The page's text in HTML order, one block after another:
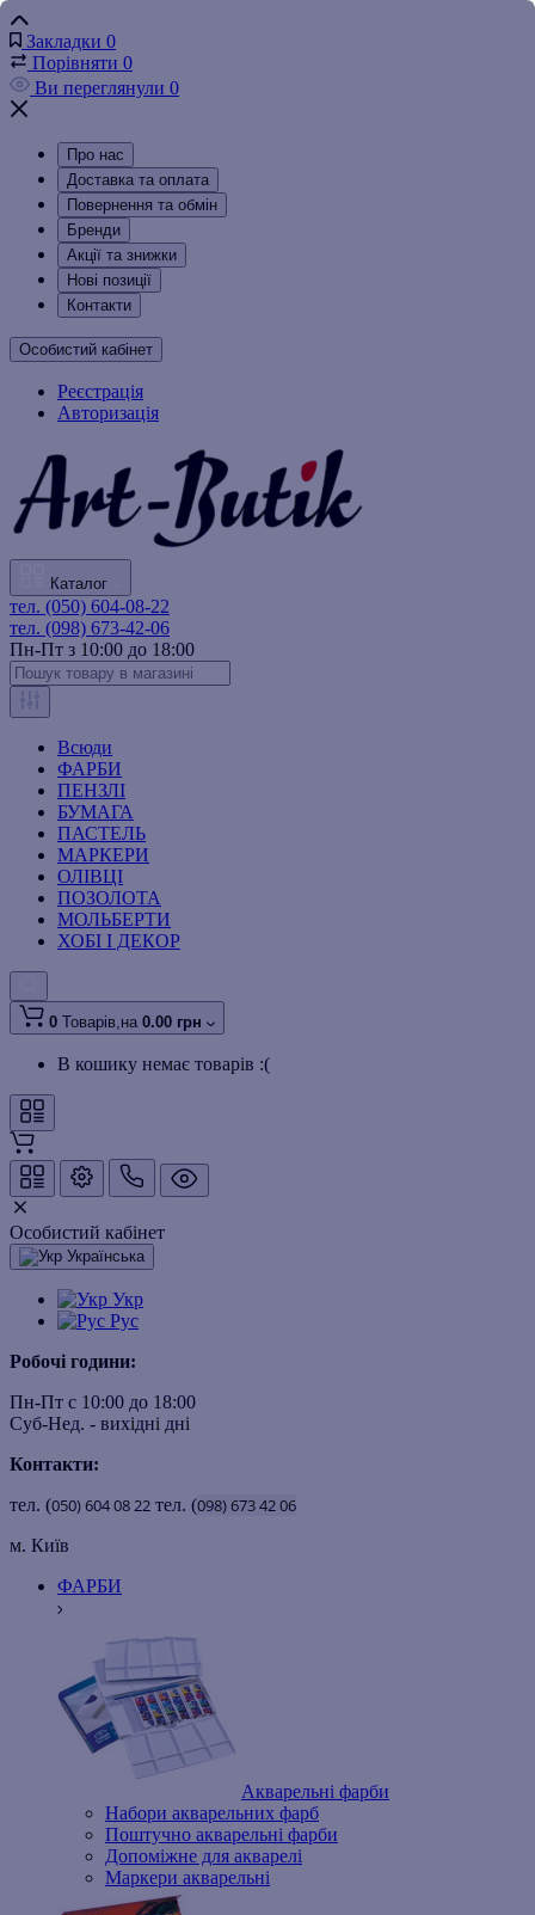
Закладки 0
Порівняти 0
Ви переглянули 0
Про нас
Доставка та оплата
Повернення та обмін
Бренди
Акції та знижки
Нові позиції
Контакти
Особистий кабінет
Реєстрація
Авторизація
Каталог
тел. (050) 604-08-22
тел. (098) 673-42-06
Пн-Пт з 10:00 до 18:00
Всюди
ФАРБИ
ПЕНЗЛІ
БУМАГА
ПАСТЕЛЬ
МАРКЕРИ
ОЛІВЦІ
ПОЗОЛОТА
МОЛЬБЕРТИ
ХОБІ І ДЕКОР
0 Товарів,на 0.00 грн
В кошику немає товарів :(
Особистий кабінет
Українська
Укр
Рус
Робочі години:
Пн-Пт с 10:00 до 18:00
Суб-Нед. - вихідні дні
Контакти:
тел. (050)6040822 тел. (098)6734206
м. Київ
ФАРБИ
Акварельні фарби
Набори акварельних фарб
Поштучно акварельні фарби
Допоміжне для акварелі
Маркери акварельні